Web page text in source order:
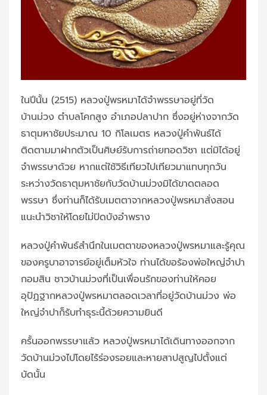
ในปีนั้น (2515) หลวงปู่พรหมาได้จำพรรษาอยู่ที่วัด
บ้านม่วง ตำบลโคกสูง อำเภอปลาปาก ซึ่งอยู่ห่างจากวัด
ธาตุมหาชัยประมาณ 10 กิโลเมตร หลวงปู่คำพันธ์ได้
ติดตามมาฝากตัวเป็นศิษย์รับการถ่ายทอดวิชา แต่มิได้อยู่
จำพรรษาด้วย หากแต่ใช้วิธีเทียวไปเทียวมาแทบทุกวัน
ระหว่างวัดธาตุมหาชัยกับวัดบ้านม่วงมิได้ขาดตลอด
พรรษา ซึ่งท่านก็ได้รับเมตตาจากหลวงปู่พรหมาสั่งสอน
แนะนำวิชาให้โดยไม่ปิดบังอำพราง
หลวงปู่คำพันธ์สำนึกในเมตตาของหลวงปู่พรหมาและรู้คุณ
ของครูบาอาจารย์อยู่เต็มหัวใจ ท่านได้ขอร้องพ่อใหญ่จำปา
กอมสิน ชาวบ้านม่วงที่เป็นเพื่อนรักของท่านให้คอย
อุปัฏฐากหลวงปู่พรหมาตลอดเวลาที่อยู่วัดบ้านม่วง พ่อ
ใหญ่จำปาก็รับทำธุระนี้ด้วยความยินดี
ครั้นออกพรรษาแล้ว หลวงปู่พรหมาได้เดินทางออกจาก
วัดบ้านม่วงไปโดยไร้ร่องรอยและหายสาปสูญไปตั้งแต่
บัดนั้น